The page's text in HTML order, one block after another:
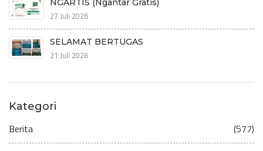
27 Juli 2026
SELAMAT BERTUGAS
21 Juli 2026
Kategori
Berita (577)